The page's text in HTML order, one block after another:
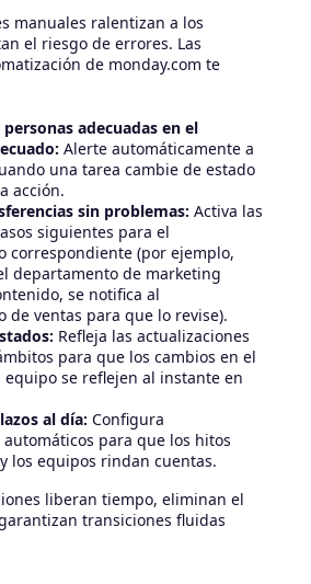
manuales ralentizan a los
el riesgo de errores. Las
de monday.com te
adecuadas en el
Alerte automáticamente a
una tarea cambie de estado
acción.
sin problemas: Activa las
siguientes para el
correspondiente (por ejemplo,
departamento de marketing
se notifica al
de ventas para que lo revise).
Refleja las actualizaciones
para que los cambios en el
se reflejen al instante en
al día: Configura
para que los hitos
los equipos rindan cuentas.
liberan tiempo, eliminan el
transiciones fluidas